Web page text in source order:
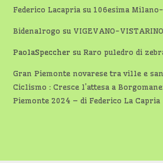
Federico Lacapria su 106esima
Bidenalrogo su VIGEVANO-VISTARINO
PaolaSpeccher suRaro puledro di
Gran Piemonte novarese tra ville e
Ciclismo : Cresce l’attesa a
Piemonte 2024 – di Federico La Capria